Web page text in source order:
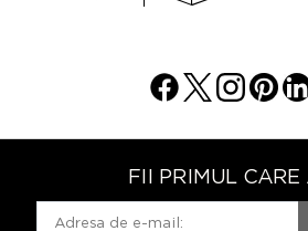
FII PRIMUL CARE